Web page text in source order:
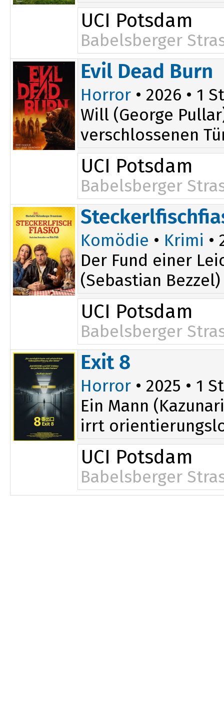
UCI Potsdam
Babelsberger
Evil Dead Burn
Horror • 2026 • 1
Will (George
verschlossenen
UCI Potsdam
Babelsberger
Komödie • Krimi •
Der Fund einer
(Sebastian
UCI Potsdam
Babelsberger
Exit 8
Horror • 2025 • 1
Ein Mann
irrt
UCI Potsdam
Babelsberger